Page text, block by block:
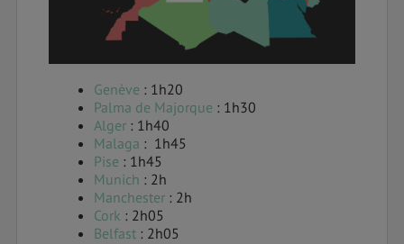
Genève : 1h20
Palma de Majorque : 1h30
Alger : 1h40
Malaga : 1h45
Pise : 1h45
Munich : 2h
Manchester : 2h
Cork : 2h05
Belfast : 2h05